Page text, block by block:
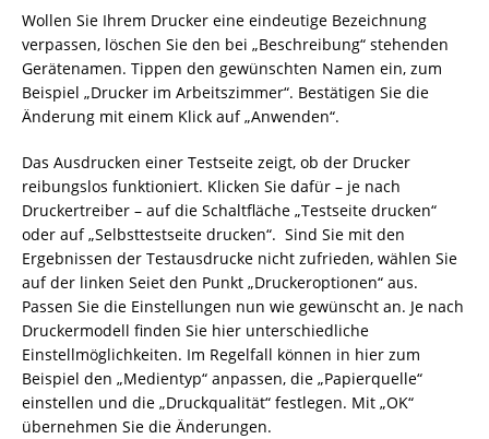
Wollen Sie Ihrem Drucker eine eindeutige Bezeichnung
verpassen, löschen Sie den bei „Beschreibung“ stehenden
Gerätenamen. Tippen den gewünschten Namen ein, zum
Beispiel „Drucker im Arbeitszimmer“. Bestätigen Sie die
Änderung mit einem Klick auf „Anwenden“.
Das Ausdrucken einer Testseite zeigt, ob der Drucker
reibungslos funktioniert. Klicken Sie dafür – je nach
Druckertreiber – auf die Schaltfläche „Testseite drucken“
oder auf „Selbsttestseite drucken“. Sind Sie mit den
Ergebnissen der Testausdrucke nicht zufrieden, wählen Sie
auf der linken Seiet den Punkt „Druckeroptionen“ aus.
Passen Sie die Einstellungen nun wie gewünscht an. Je nach
Druckermodell finden Sie hier unterschiedliche
Einstellmöglichkeiten. Im Regelfall können in hier zum
Beispiel den „Medientyp“ anpassen, die „Papierquelle“
einstellen und die „Druckqualität“ festlegen. Mit „OK“
übernehmen Sie die Änderungen.